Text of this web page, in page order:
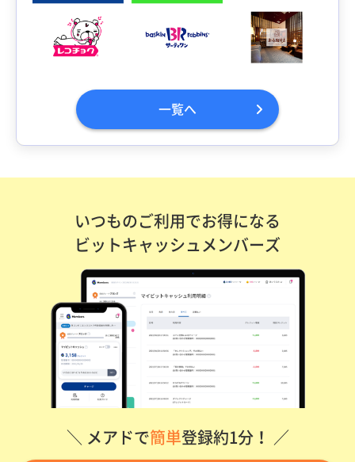
一覧へ
いつものご利用でお得になる
ビットキャッシュメンバーズ
＼ メアドで簡単登録約1分！ ／